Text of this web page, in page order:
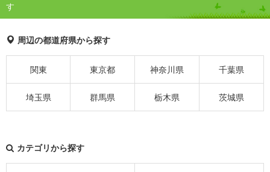
す
周辺の都道府県から探す
関東 東京都 神奈川県 千葉県
埼玉県 群馬県 栃木県 茨城県
カテゴリから探す